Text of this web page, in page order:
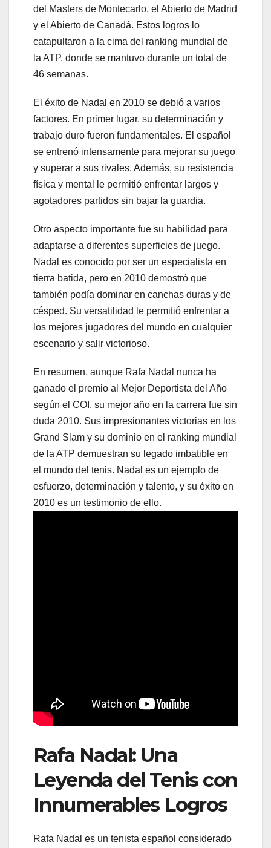
del Masters de Montecarlo, el Abierto de Madrid
y el Abierto de Canadá. Estos logros lo
catapultaron a la cima del ranking mundial de
la ATP, donde se mantuvo durante un total de
46 semanas.
El éxito de Nadal en 2010 se debió a varios
factores. En primer lugar, su determinación y
trabajo duro fueron fundamentales. El español
se entrenó intensamente para mejorar su juego
y superar a sus rivales. Además, su resistencia
física y mental le permitió enfrentar largos y
agotadores partidos sin bajar la guardia.
Otro aspecto importante fue su habilidad para
adaptarse a diferentes superficies de juego.
Nadal es conocido por ser un especialista en
tierra batida, pero en 2010 demostró que
también podía dominar en canchas duras y de
césped. Su versatilidad le permitió enfrentar a
los mejores jugadores del mundo en cualquier
escenario y salir victorioso.
En resumen, aunque Rafa Nadal nunca ha
ganado el premio al Mejor Deportista del Año
según el COI, su mejor año en la carrera fue sin
duda 2010. Sus impresionantes victorias en los
Grand Slam y su dominio en el ranking mundial
de la ATP demuestran su legado imbatible en
el mundo del tenis. Nadal es un ejemplo de
esfuerzo, determinación y talento, y su éxito en
2010 es un testimonio de ello.
Rafa Nadal: Una
Leyenda del Tenis con
Innumerables Logros
Rafa Nadal es un tenista español considerado